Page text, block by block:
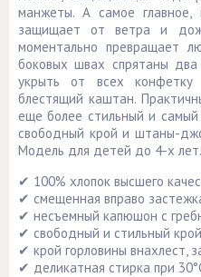
манжеты. А самое
защищает от ветра и
моментально превращает
боковых швах спрятаны
укрыть от всех
блестящий каштан.
еще более стильный и
свободный крой и штаны-
Модель для детей до 4-х лет.
✔ 100% хлопок высшего
✔ смещенная вправо
✔ несъемный капюшон с
✔ свободный и стильный
✔ крой горловины внахлест,
✔ деликатная стирка при